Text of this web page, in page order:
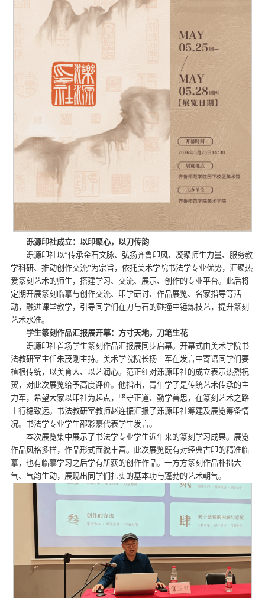
泺源印社成立：以印聚心，以刀传韵
泺源印社以“传承金石文脉、弘扬齐鲁印风、凝聚师生力量、服务教
学科研、推动创作交流”为宗旨，依托美术学院书法学专业优势，汇聚热
爱篆刻艺术的师生，搭建学习、交流、展示、创作的专业平台。此后将
定期开展篆刻临摹与创作交流、印学研讨、作品展览、名家指导等活
动，融进课堂教学，引导同学们在刀与石的碰撞中锤炼技艺，提升篆刻
艺术水准。
学生篆刻作品汇报展开幕：方寸天地，刀笔生花
泺源印社首场学生篆刻作品汇报展同步启幕。开幕式由美术学院书
法教研室主任朱茂刚主持。美术学院院长杨三军在发言中寄语同学们要
植根传统，以美育人、以艺润心。范正红对泺源印社的成立表示热烈祝
贺，对此次展览给予高度评价。他指出，青年学子是传统艺术传承的主
力军，希望大家以印社为起点，坚守正道、勤学善思，在篆刻艺术之路
上行稳致远。书法教研室教师赵连振汇报了泺源印社筹建及展览筹备情
况。书法学专业学生邵彩豪代表学生发言。
本次展览集中展示了书法学专业学生近年来的篆刻学习成果。展览
作品风格多样，作品形式面貌丰富。此次展览既有对经典古印的精准临
摹，也有临摹学习之后学有所获的创作作品。一方方篆刻作品朴拙大
气、气韵生动，展现出同学们扎实的基本功与蓬勃的艺术朝气。